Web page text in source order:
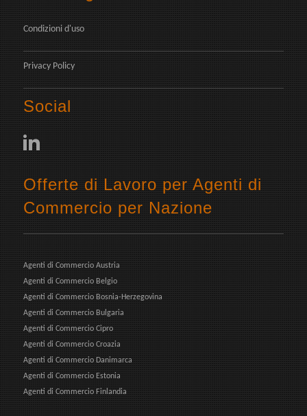
Condizioni d'uso
Privacy Policy
Social
Offerte di Lavoro per Agenti di
Commercio per Nazione
Agenti di Commercio Austria
Agenti di Commercio Belgio
Agenti di Commercio Bosnia-Herzegovina
Agenti di Commercio Bulgaria
Agenti di Commercio Cipro
Agenti di Commercio Croazia
Agenti di Commercio Danimarca
Agenti di Commercio Estonia
Agenti di Commercio Finlandia